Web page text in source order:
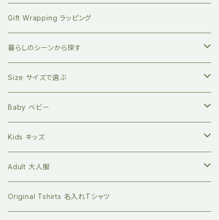
竹のデンタルスティックフロス
繰り返し使える ストロー
オーガニックコットン100% エコバッグ
自然素材のキッチン用品
天然へちまスポンジ
オーガニック100% マイカトラリーセット
プラフリーのステンレス保存容器セット
GOTS認証 メッシュエコバッグ
珪藻土 歯ブラシスタンド
絵本 大人向け
英語の絵本 (日本語CD付き)
バイリンガル絵本(英語と日本語)
環境問題関連の本
食べ物の本
ファッションの本
ライフスタイルの本
EAST END HIGHLANDERS
SLEEP NO MORE スリープノーモア
Zoologia ズーロジア
Born to Explore ボーントゥエクスプロアー
Petites Pommes プティットポム
mana.ORGANIC LIVING
シリコンボトル
Bibelot ビベロ
おしゃぶり・おもちゃホルダー
マグホルダー
マルチホルダー
Gift Wrapping ラッピング
暮らしのシーンから探す
地球にやさしく暮らす
マルチレスキューバーム
キッチングッズ
親子の絵本時間に
かわいいあの子の出産祝いに
本を読む時間を作ってみる
ゆっくりのんびり過ごす
Size サイズで選ぶ
新生児サイズ
60サイズ 3ヶ月
70サイズ 6ヶ月
80サイズ 12-18ヶ月
Baby ベビー
Tops トップス
Long sleeve 長袖
Short sleeve 半袖
Bottoms ボトムス
Romper ロンパース
Kids キッズ
Tops トップス
Long sleeve 長袖
Bottoms ボトムス
Adult 大人服
Tops トップス
Original Tshirts 名入れTシャツ